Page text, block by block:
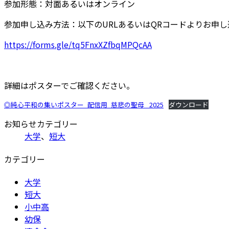
時
参加形態：対面あるいはオンライン
参加申し込み方法：以下のURLあるいはQRコードよりお申し
https://forms.gle/tq5FnxXZfbqMPQcAA
詳細はポスターでご確認ください。
◎純心平和の集いポスター_配信用_慈悲の聖母_ 2025 ダウンロード
お知らせカテゴリー
大学、 短大
カテゴリー
大学
短大
小中高
幼保